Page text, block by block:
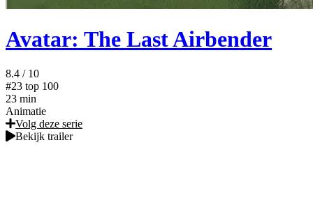
Avatar: The Last Airbender
8.4 / 10
#23 top 100
23 min
Animatie
Volg deze serie
Bekijk trailer